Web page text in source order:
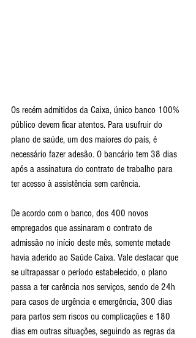
Os recém admitidos da Caixa, único banco 100%
público devem ficar atentos. Para usufruir do
plano de saúde, um dos maiores do país, é
necessário fazer adesão. O bancário tem 38 dias
após a assinatura do contrato de trabalho para
ter acesso à assistência sem carência.
De acordo com o banco, dos 400 novos
empregados que assinaram o contrato de
admissão no início deste mês, somente metade
havia aderido ao Saúde Caixa. Vale destacar que
se ultrapassar o período estabelecido, o plano
passa a ter carência nos serviços, sendo de 24h
para casos de urgência e emergência, 300 dias
para partos sem riscos ou complicações e 180
dias em outras situações, seguindo as regras da